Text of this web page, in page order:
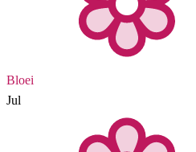
Bloei
Jul